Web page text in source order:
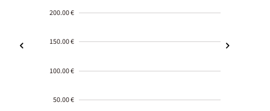
200.00 €
150.00 €
100.00 €
50.00 €